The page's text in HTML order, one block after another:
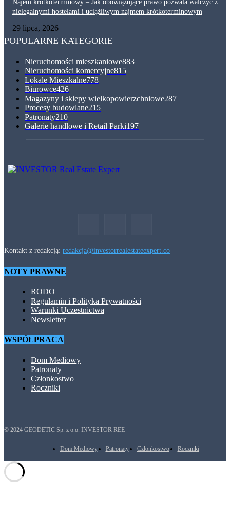
Najem krótkoterminowy – Jak obowiązujące prawo pozwala walczyć z
nielegalnymi hostelami i uciążliwym najmem krótkoterminowym
29 lipca, 2026
POPULARNE KATEGORIE
Nieruchomości mieszkaniowe883
Nieruchomości komercyjne815
Lokale Mieszkalne778
Biurowce426
Magazyny i sklepy wielkopowierzchniowe287
Procesy budowlane215
Patronaty210
Galerie handlowe i Retail Parki197
Kontakt z redakcją: redakcja@investorrealestateexpert.co
NOTY PRAWNE
RODO
Regulamin i Polityka Prywatności
Warunki Uczestnictwa
Newsletter
WSPÓŁPRACA
Dom Mediowy
Patronaty
Członkostwo
Roczniki
© 2024 GEODETIC Sp. z o.o. INVESTOR REE
Dom Mediowy Patronaty Członkostwo Roczniki